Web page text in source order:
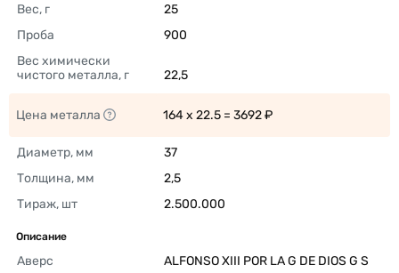
Вес, г
25
Проба
900
Вес химически
чистого металла, г
22,5
Цена металла 164 x 22.5 = 3692 ₽
Диаметр, мм
37
Толщина, мм
2,5
Тираж, шт
2.500.000
Описание
Аверс
ALFONSO XIII POR LA G DE DIOS G S